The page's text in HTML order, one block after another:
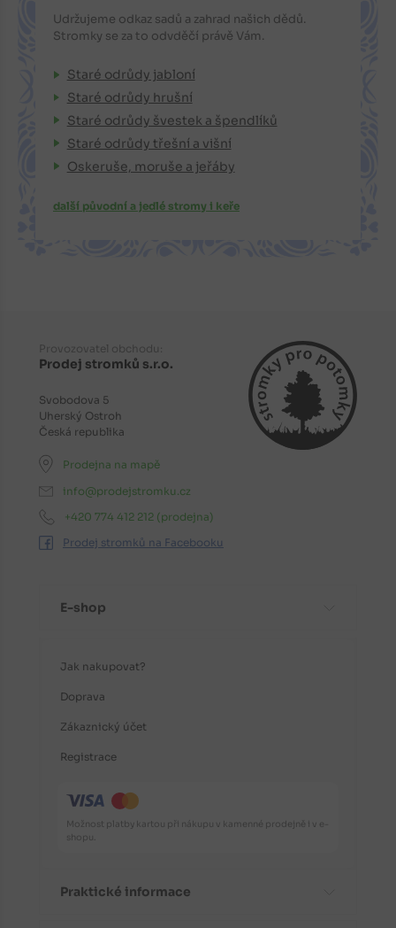
Udržujeme odkaz sadů a zahrad našich dědů.
Stromky se za to odvděčí právě Vám.
Staré odrůdy jabloní
Staré odrůdy hrušní
Staré odrůdy švestek a špendlíků
Staré odrůdy třešní a višní
Oskeruše, moruše a jeřáby
další původní a jedlé stromy i keře
Provozovatel obchodu:
Prodej stromků s.r.o.
Svobodova 5
Uherský Ostroh
Česká republika
Prodejna na mapě
info@prodejstromku.cz
+420 774 412 212 (prodejna)
Prodej stromků na Facebooku
E-shop
Jak nakupovat?
Doprava
Zákaznický účet
Registrace
Možnost platby kartou při nákupu v kamenné prodejně i v e-
shopu.
Praktické informace